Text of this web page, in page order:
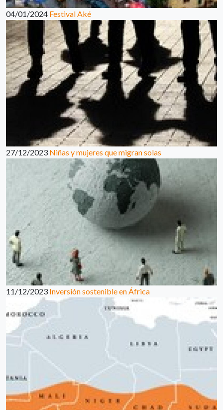
04/01/2024 Festival Aké
27/12/2023 Niñas y mujeres que migran solas
11/12/2023 Inversión sostenible en África